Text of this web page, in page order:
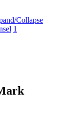
Collapse
1